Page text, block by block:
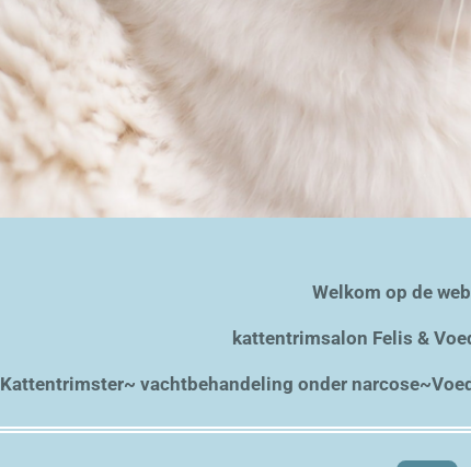
Welkom op de
kattentrimsalon Felis &
Kattentrimster~ vachtbehandeling onder